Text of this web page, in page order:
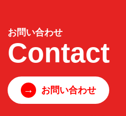
お問い合わせ
Contact
→ お問い合わせ